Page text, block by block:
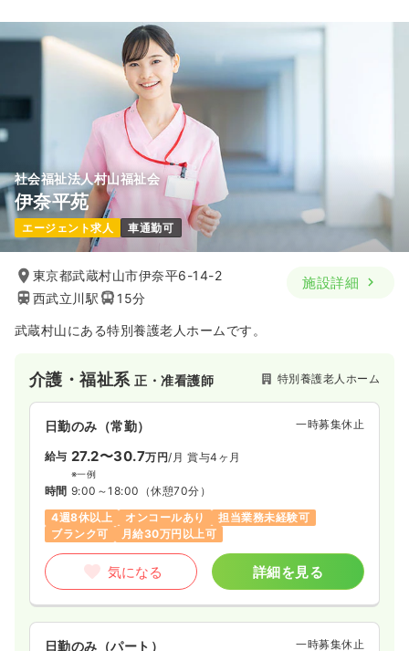
社会福祉法人村山福祉会
伊奈平苑
エージェント求人 車通勤可
東京都武蔵村山市伊奈平6-14-2
西武立川駅
15分
施設詳細
武蔵村山にある特別養護老人ホームです。
介護・福祉系正・准看護師 特別養護老人ホーム
日勤のみ（常勤） 一時募集休止
給与 27.2〜30.7万円/月 賞与4ヶ月
※一例
時間 9:00～18:00 （休憩70分）
4週8休以上
オンコールあり
担当業務未経験可
ブランク可
月給30万円以上可
気になる 詳細を見る
日勤のみ（パート） 一時募集休止